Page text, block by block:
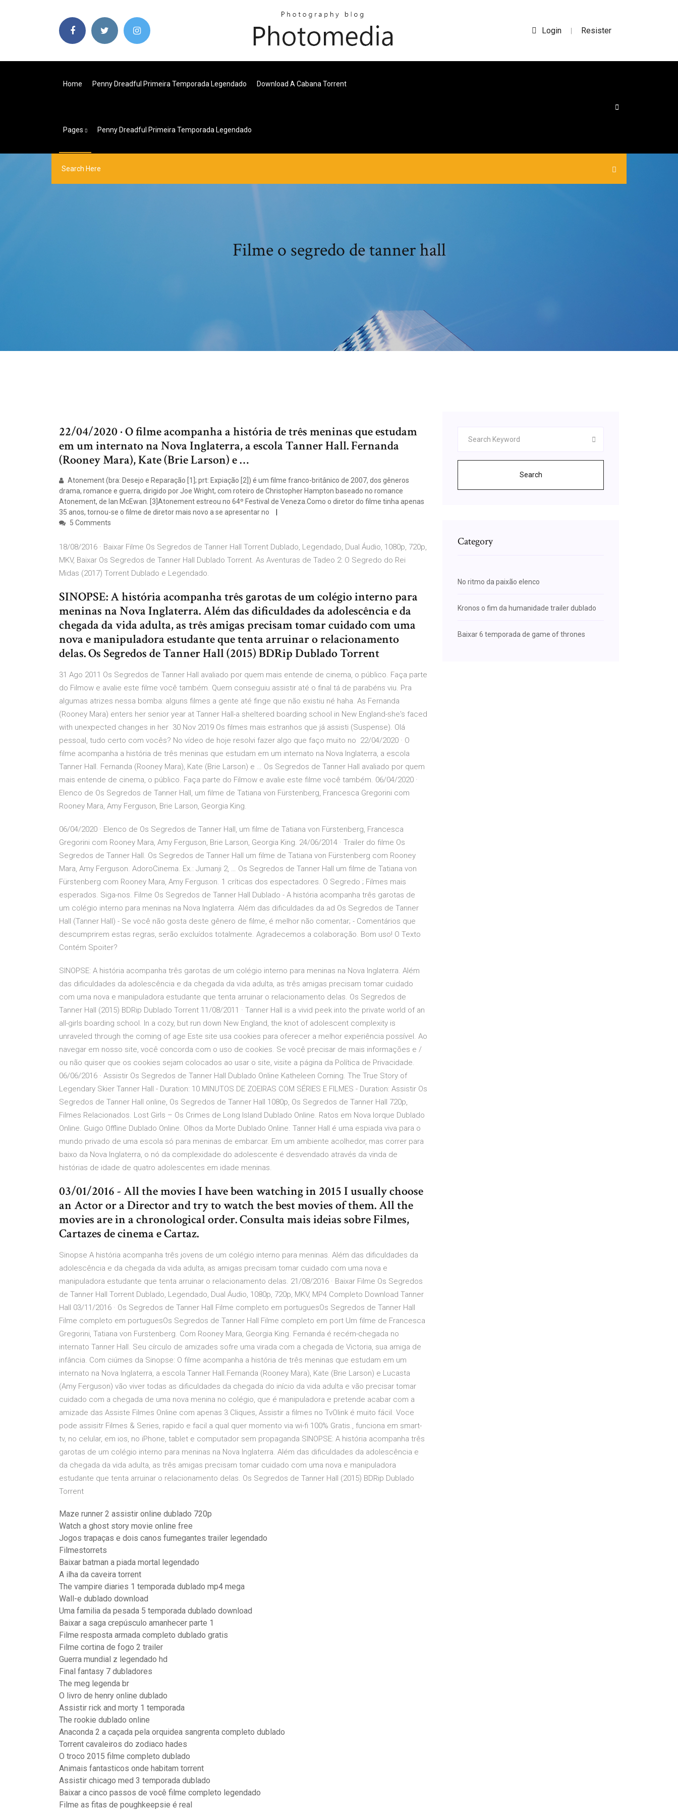
Login | Resister
Home Penny Dreadful Primeira Temporada Legendado Download A Cabana Torrent
Pages Penny Dreadful Primeira Temporada Legendado
Filme o segredo de tanner hall
22/04/2020 · O filme acompanha a história de três meninas que estudam
em um internato na Nova Inglaterra, a escola Tanner Hall. Fernanda
(Rooney Mara), Kate (Brie Larson) e …
Atonement (bra: Desejo e Reparação [1]; prt: Expiação [2]) é um filme franco-britânico de 2007, dos gêneros
drama, romance e guerra, dirigido por Joe Wright, com roteiro de Christopher Hampton baseado no romance
Atonement, de Ian McEwan. [3]Atonement estreou no 64º Festival de Veneza.Como o diretor do filme tinha apenas
35 anos, tornou-se o filme de diretor mais novo a se apresentar no
5 Comments
18/08/2016 · Baixar Filme Os Segredos de Tanner Hall Torrent Dublado, Legendado, Dual Áudio, 1080p, 720p,
MKV, Baixar Os Segredos de Tanner Hall Dublado Torrent. As Aventuras de Tadeo 2: O Segredo do Rei
Midas (2017) Torrent Dublado e Legendado.
SINOPSE: A história acompanha três garotas de um colégio interno para
meninas na Nova Inglaterra. Além das dificuldades da adolescência e da
chegada da vida adulta, as três amigas precisam tomar cuidado com uma
nova e manipuladora estudante que tenta arruinar o relacionamento
delas. Os Segredos de Tanner Hall (2015) BDRip Dublado Torrent
31 Ago 2011 Os Segredos de Tanner Hall avaliado por quem mais entende de cinema, o público. Faça parte
do Filmow e avalie este filme você também. Quem conseguiu assistir até o final tá de parabéns viu. Pra
algumas atrizes nessa bomba: alguns filmes a gente até finge que não existiu né haha. As Fernanda
(Rooney Mara) enters her senior year at Tanner Hall-a sheltered boarding school in New England-she's faced
with unexpected changes in her 30 Nov 2019 Os filmes mais estranhos que já assisti (Suspense). Olá
pessoal, tudo certo com vocês? No vídeo de hoje resolvi fazer algo que faço muito no 22/04/2020 · O
filme acompanha a história de três meninas que estudam em um internato na Nova Inglaterra, a escola
Tanner Hall. Fernanda (Rooney Mara), Kate (Brie Larson) e … Os Segredos de Tanner Hall avaliado por quem
mais entende de cinema, o público. Faça parte do Filmow e avalie este filme você também. 06/04/2020 ·
Elenco de Os Segredos de Tanner Hall, um filme de Tatiana von Fürstenberg, Francesca Gregorini com
Rooney Mara, Amy Ferguson, Brie Larson, Georgia King.
06/04/2020 · Elenco de Os Segredos de Tanner Hall, um filme de Tatiana von Fürstenberg, Francesca
Gregorini com Rooney Mara, Amy Ferguson, Brie Larson, Georgia King. 24/06/2014 · Trailer do filme Os
Segredos de Tanner Hall. Os Segredos de Tanner Hall um filme de Tatiana von Fürstenberg com Rooney
Mara, Amy Ferguson. AdoroCinema. Ex.: Jumanji 2, … Os Segredos de Tanner Hall um filme de Tatiana von
Fürstenberg com Rooney Mara, Amy Ferguson. 1 críticas dos espectadores. O Segredo ; Filmes mais
esperados. Siga-nos. Filme Os Segredos de Tanner Hall Dublado - A história acompanha três garotas de
um colégio interno para meninas na Nova Inglaterra. Além das dificuldades da ad Os Segredos de Tanner
Hall (Tanner Hall) - Se você não gosta deste gênero de filme, é melhor não comentar; - Comentários que
descumprirem estas regras, serão excluídos totalmente. Agradecemos a colaboração. Bom uso! O Texto
Contém Spoiter?
SINOPSE: A história acompanha três garotas de um colégio interno para meninas na Nova Inglaterra. Além
das dificuldades da adolescência e da chegada da vida adulta, as três amigas precisam tomar cuidado
com uma nova e manipuladora estudante que tenta arruinar o relacionamento delas. Os Segredos de
Tanner Hall (2015) BDRip Dublado Torrent 11/08/2011 · Tanner Hall is a vivid peek into the private world of an
all-girls boarding school. In a cozy, but run down New England, the knot of adolescent complexity is
unraveled through the coming of age Este site usa cookies para oferecer a melhor experiência possível. Ao
navegar em nosso site, você concorda com o uso de cookies. Se você precisar de mais informações e /
ou não quiser que os cookies sejam colocados ao usar o site, visite a página da Política de Privacidade.
06/06/2016 · Assistir Os Segredos de Tanner Hall Dublado Online Katheleen Corning. The True Story of
Legendary Skier Tanner Hall - Duration: 10 MINUTOS DE ZOEIRAS COM SÉRIES E FILMES - Duration: Assistir Os
Segredos de Tanner Hall online, Os Segredos de Tanner Hall 1080p, Os Segredos de Tanner Hall 720p,
Filmes Relacionados. Lost Girls – Os Crimes de Long Island Dublado Online. Ratos em Nova Iorque Dublado
Online. Guigo Offline Dublado Online. Olhos da Morte Dublado Online. Tanner Hall é uma espiada viva para o
mundo privado de uma escola só para meninas de embarcar. Em um ambiente acolhedor, mas correr para
baixo da Nova Inglaterra, o nó da complexidade do adolescente é desvendado através da vinda de
histórias de idade de quatro adolescentes em idade meninas.
03/01/2016 - All the movies I have been watching in 2015 I usually choose
an Actor or a Director and try to watch the best movies of them. All the
movies are in a chronological order. Consulta mais ideias sobre Filmes,
Cartazes de cinema e Cartaz.
Sinopse A história acompanha três jovens de um colégio interno para meninas. Além das dificuldades da
adolescência e da chegada da vida adulta, as amigas precisam tomar cuidado com uma nova e
manipuladora estudante que tenta arruinar o relacionamento delas. 21/08/2016 · Baixar Filme Os Segredos
de Tanner Hall Torrent Dublado, Legendado, Dual Áudio, 1080p, 720p, MKV, MP4 Completo Download Tanner
Hall 03/11/2016 · Os Segredos de Tanner Hall Filme completo em portuguesOs Segredos de Tanner Hall
Filme completo em portuguesOs Segredos de Tanner Hall Filme completo em port Um filme de Francesca
Gregorini, Tatiana von Furstenberg. Com Rooney Mara, Georgia King. Fernanda é recém-chegada no
internato Tanner Hall. Seu círculo de amizades sofre uma virada com a chegada de Victoria, sua amiga de
infância. Com ciúmes da Sinopse: O filme acompanha a história de três meninas que estudam em um
internato na Nova Inglaterra, a escola Tanner Hall.Fernanda (Rooney Mara), Kate (Brie Larson) e Lucasta
(Amy Ferguson) vão viver todas as dificuldades da chegada do início da vida adulta e vão precisar tomar
cuidado com a chegada de uma nova menina no colégio, que é manipuladora e pretende acabar com a
amizade das Assiste Filmes Online com apenas 3 Cliques, Assistir a filmes no TvOlink é muito fácil. Voce
pode assisitr Filmes & Series, rapido e facil a qual quer momento via wi-fi 100% Gratis., funciona em smart-
tv, no celular, em ios, no iPhone, tablet e computador sem propaganda SINOPSE: A história acompanha três
garotas de um colégio interno para meninas na Nova Inglaterra. Além das dificuldades da adolescência e
da chegada da vida adulta, as três amigas precisam tomar cuidado com uma nova e manipuladora
estudante que tenta arruinar o relacionamento delas. Os Segredos de Tanner Hall (2015) BDRip Dublado
Torrent
Maze runner 2 assistir online dublado 720p
Watch a ghost story movie online free
Jogos trapaças e dois canos fumegantes trailer legendado
Filmestorrets
Baixar batman a piada mortal legendado
A ilha da caveira torrent
The vampire diaries 1 temporada dublado mp4 mega
Wall-e dublado download
Uma familia da pesada 5 temporada dublado download
Baixar a saga crepúsculo amanhecer parte 1
Filme resposta armada completo dublado gratis
Filme cortina de fogo 2 trailer
Guerra mundial z legendado hd
Final fantasy 7 dubladores
The meg legenda br
O livro de henry online dublado
Assistir rick and morty 1 temporada
The rookie dublado online
Anaconda 2 a caçada pela orquidea sangrenta completo dublado
Torrent cavaleiros do zodiaco hades
O troco 2015 filme completo dublado
Animais fantasticos onde habitam torrent
Assistir chicago med 3 temporada dublado
Baixar a cinco passos de você filme completo legendado
Filme as fitas de poughkeepsie é real
Search
Category
No ritmo da paixão elenco
Kronos o fim da humanidade trailer dublado
Baixar 6 temporada de game of thrones